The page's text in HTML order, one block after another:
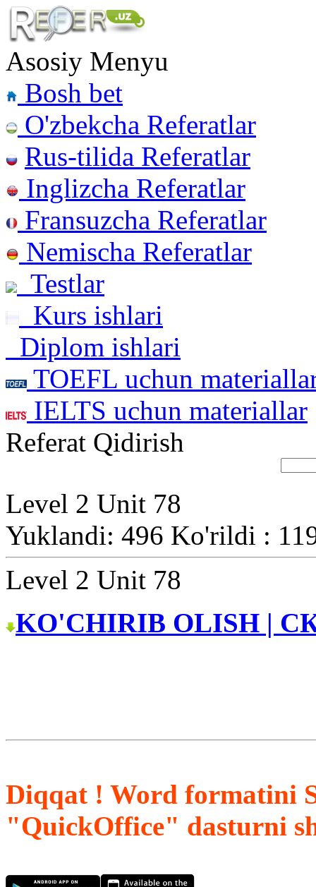
Asosiy Menyu
Bosh bet
O'zbekcha Referatlar
Rus-tilida Referatlar
Inglizcha Referatlar
Fransuzcha Referatlar
Nemischa Referatlar
Testlar
Kurs ishlari
Diplom ishlari
TOEFL uchun
IELTS uchun materiallar
Referat Qidirish
Level 2 Unit 78
Yuklandi: 496 Ko'rildi :
Level 2 Unit 78
KO'CHIRIB OLISH |
Diqqat ! Word formatini
"QuickOffice" dasturni